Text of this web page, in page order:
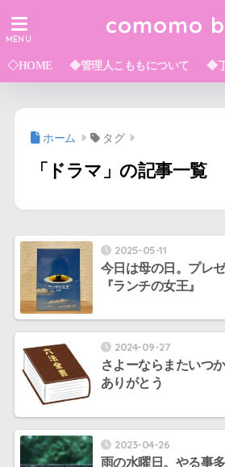
comomo
◇HOME ◆管理人こももについて ◆
ホーム タグ
「ドラマ」の記事一覧
2025-05-11
今日は母の日。プレ
『ランチの女王』
2024-09-27
さよーならまたいつ
ありがとう
2023-04-26
雨の水曜日。やる事